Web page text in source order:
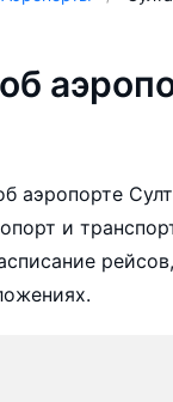
аэропорте
и